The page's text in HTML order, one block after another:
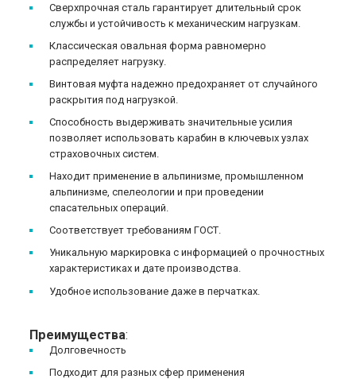
Сверхпрочная сталь гарантирует длительный срок
службы и устойчивость к механическим нагрузкам.
Классическая овальная форма равномерно
распределяет нагрузку.
Винтовая муфта надежно предохраняет от случайного
раскрытия под нагрузкой.
Способность выдерживать значительные усилия
позволяет использовать карабин в ключевых узлах
страховочных систем.
Находит применение в альпинизме, промышленном
альпинизме, спелеологии и при проведении
спасательных операций.
Соответствует требованиям ГОСТ.
Уникальную маркировка с информацией о прочностных
характеристиках и дате производства.
Удобное использование даже в перчатках.
Преимущества:
Долговечность
Подходит для разных сфер применения